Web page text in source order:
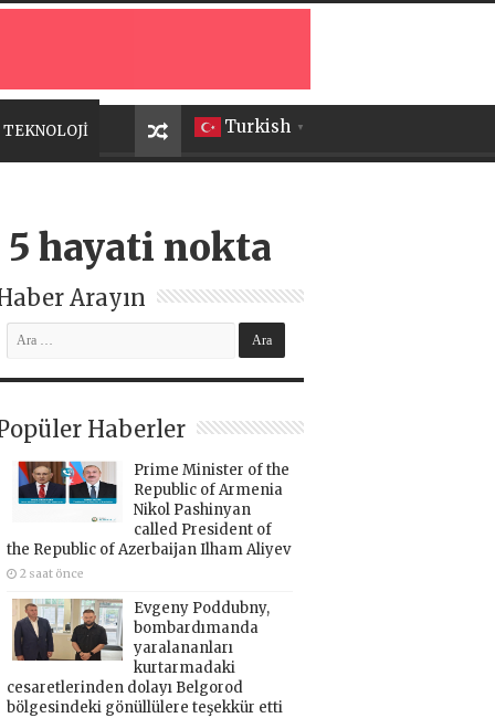
Turkish ▼
TEKNOLOJİ
hayati nokta
Arayın
Haberler
Prime Minister of the
Republic of Armenia
Nikol Pashinyan
called President of
the Republic of Azerbaijan Ilham Aliyev
2 saat önce
Evgeny Poddubny,
bombardımanda
yaralananları
kurtarmadaki
cesaretlerinden dolayı Belgorod
bölgesindeki gönüllülere teşekkür etti